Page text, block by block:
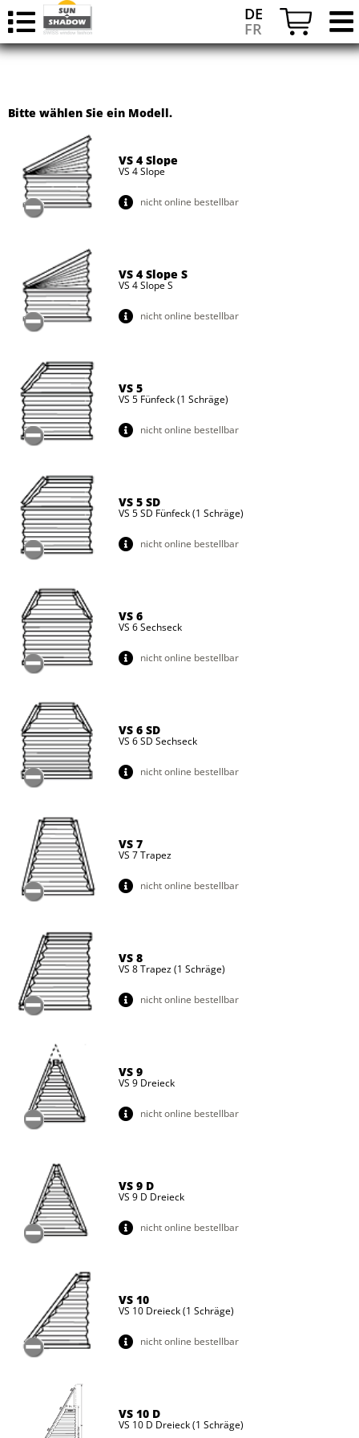
DE
FR
Bitte wählen Sie ein Modell.
nicht online bestellbar
VS 4 Slope
VS 4 Slope
nicht online bestellbar
VS 4 Slope S
VS 4 Slope S
nicht online bestellbar
VS 5
VS 5 Fünfeck (1 Schräge)
nicht online bestellbar
VS 5 SD
VS 5 SD Fünfeck (1 Schräge)
nicht online bestellbar
VS 6
VS 6 Sechseck
nicht online bestellbar
VS 6 SD
VS 6 SD Sechseck
nicht online bestellbar
VS 7
VS 7 Trapez
nicht online bestellbar
VS 8
VS 8 Trapez (1 Schräge)
nicht online bestellbar
VS 9
VS 9 Dreieck
nicht online bestellbar
VS 9 D
VS 9 D Dreieck
nicht online bestellbar
VS 10
VS 10 Dreieck (1 Schräge)
VS 10 D
VS 10 D Dreieck (1 Schräge)